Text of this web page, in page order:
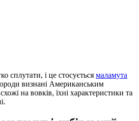
сплутати, і це стосується маламута
визнані Американським
на вовків, їхні характеристики та